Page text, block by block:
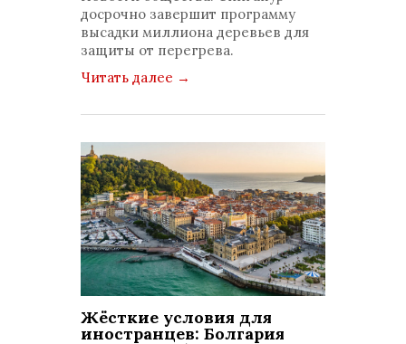
досрочно завершит программу
высадки миллиона деревьев для
защиты от перегрева.
Читать далее →
Жёсткие условия для
иностранцев: Болгария